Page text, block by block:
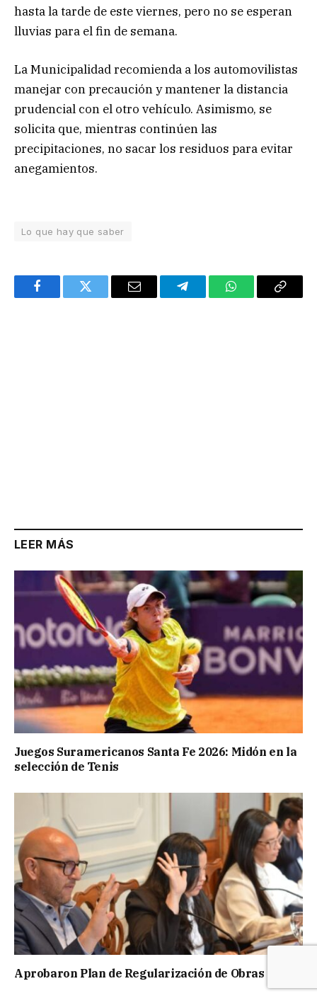
hasta la tarde de este viernes, pero no se esperan
lluvias para el fin de semana.
La Municipalidad recomienda a los automovilistas
manejar con precaución y mantener la distancia
prudencial con el otro vehículo. Asimismo, se
solicita que, mientras continúen las
precipitaciones, no sacar los residuos para evitar
anegamientos.
Lo que hay que saber
FacebookTwitter Email TelegramWhatsAppCopy
LEER MÁS
Juegos Suramericanos Santa Fe 2026: Midón en la
selección de Tenis
Aprobaron Plan de Regularización de Obras